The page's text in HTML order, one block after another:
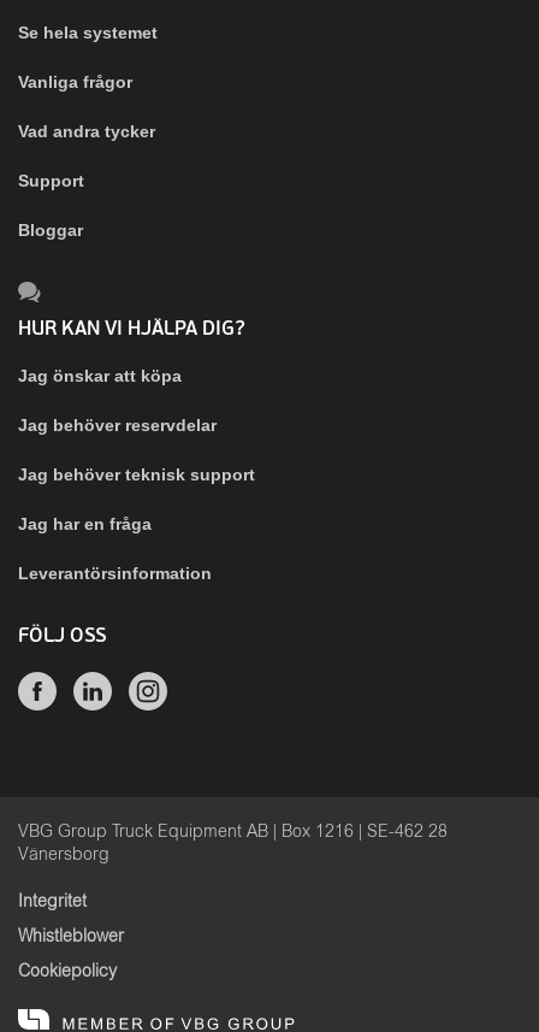
Se hela systemet
Vanliga frågor
Vad andra tycker
Support
Bloggar
HUR KAN VI HJÄLPA DIG?
Jag önskar att köpa
Jag behöver reservdelar
Jag behöver teknisk support
Jag har en fråga
Leverantörsinformation
FÖLJ OSS
VBG Group Truck Equipment AB | Box 1216 | SE-462 28
Vänersborg
Integritet
Whistleblower
Cookiepolicy